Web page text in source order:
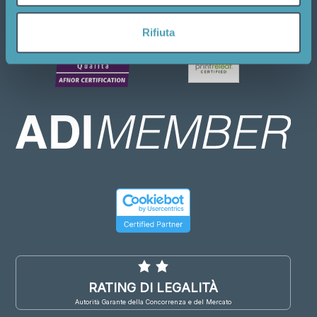
analizzare il nostro traffico. Condividiamo inoltre
informazioni sul modo in cui utilizza il nostro sito con i
nostri partner che si occupano di analisi dei dati web,
pubblicità e social media, i quali potrebbero combinarle
con altre informazioni che ha fornito loro o che hanno
Rifiuta
RATING DI LEGALITÀ
Autorità Garante della Concorrenza e del Mercato